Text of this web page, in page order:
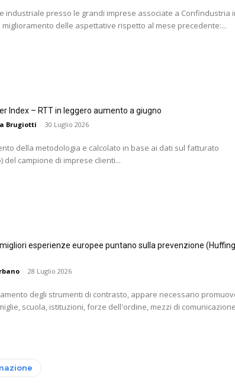
industriale presso le grandi imprese associate a Confindustria
delle aspettative rispetto al mese precedente:...
Index – RTT in leggero aumento a giugno
Brugiotti - 30 Luglio 2026
della metodologia e calcolato in base ai dati sul fatturato
campione di imprese clienti...
esperienze europee puntano sulla prevenzione
- 28 Luglio 2026
degli strumenti di contrasto, appare necessario
scuola, istituzioni, forze dell'ordine, mezzi di